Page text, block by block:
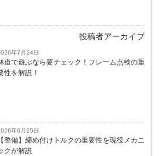
投稿者アーカイブ
年7月24日
道で遊ぶなら要チェック！フレーム点検の重
性を解説！
年6月25日
【整備】締め付けトルクの重要性を現役メカニ
クが解説